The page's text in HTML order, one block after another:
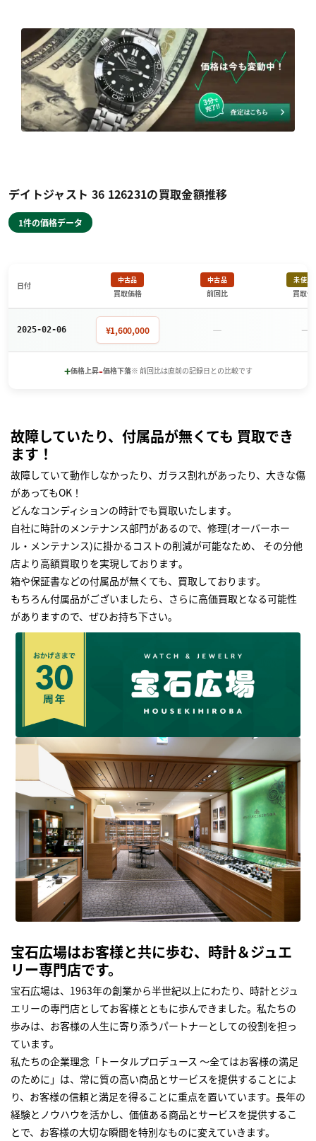
デイトジャスト 36 126231の買取金額推移
1件の価格データ
日付
中古品
買取価格
中古品
前回比
未使用
買取価
2025-02-06 ¥1,600,000 － －
+価格上昇-価格下落※ 前回比は直前の記録日との比較です
故障していたり、付属品が無くても 買取でき
ます！
故障していて動作しなかったり、ガラス割れがあったり、大きな傷
があってもOK！
どんなコンディションの時計でも買取いたします｡
自社に時計のメンテナンス部門があるので、修理(オーバーホー
ル・メンテナンス)に掛かるコストの削減が可能なため、 その分他
店より高額買取りを実現しております｡
箱や保証書などの付属品が無くても、買取しております。
もちろん付属品がございましたら、さらに高価買取となる可能性
がありますので、ぜひお持ち下さい｡
宝石広場はお客様と共に歩む、時計＆ジュエ
リー専門店です。
宝石広場は、1963年の創業から半世紀以上にわたり、時計とジュ
エリーの専門店としてお客様とともに歩んできました。私たちの
歩みは、お客様の人生に寄り添うパートナーとしての役割を担っ
ています。
私たちの企業理念「トータルプロデュース ～全てはお客様の満足
のために」は、常に質の高い商品とサービスを提供することによ
り、お客様の信頼と満足を得ることに重点を置いています。長年の
経験とノウハウを活かし、価値ある商品とサービスを提供するこ
とで、お客様の大切な瞬間を特別なものに変えていきます。